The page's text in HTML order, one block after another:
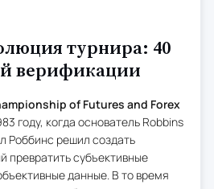
турнира: 40
верификации
of Futures and Forex
году, когда основатель Robbins
Роббинс решил создать
превратить субъективные
данные. В то время